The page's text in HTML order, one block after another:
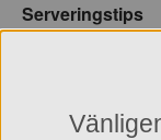
Serveringstips
Serveras väl kyld!